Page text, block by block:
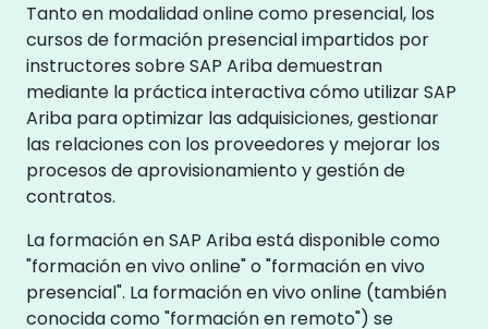
Tanto en modalidad online como presencial, los
cursos de formación presencial impartidos por
instructores sobre SAP Ariba demuestran
mediante la práctica interactiva cómo utilizar SAP
Ariba para optimizar las adquisiciones, gestionar
las relaciones con los proveedores y mejorar los
procesos de aprovisionamiento y gestión de
contratos.
La formación en SAP Ariba está disponible como
"formación en vivo online" o "formación en vivo
presencial". La formación en vivo online (también
conocida como "formación en remoto") se